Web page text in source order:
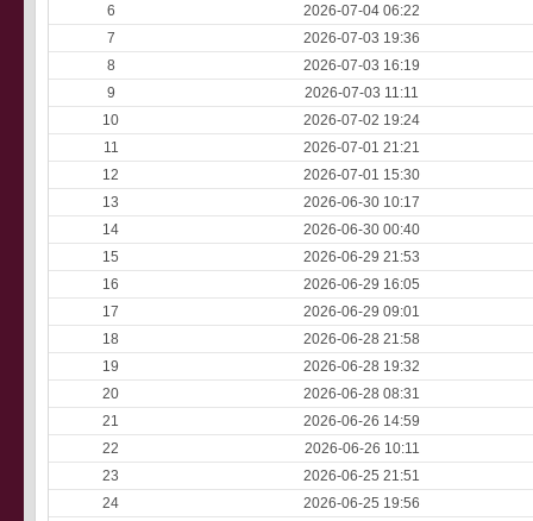
6
2026-07-04 06:22
7
2026-07-03 19:36
8
2026-07-03 16:19
9
2026-07-03 11:11
10
2026-07-02 19:24
11
2026-07-01 21:21
12
2026-07-01 15:30
13
2026-06-30 10:17
14
2026-06-30 00:40
15
2026-06-29 21:53
16
2026-06-29 16:05
17
2026-06-29 09:01
18
2026-06-28 21:58
19
2026-06-28 19:32
20
2026-06-28 08:31
21
2026-06-26 14:59
22
2026-06-26 10:11
23
2026-06-25 21:51
24
2026-06-25 19:56